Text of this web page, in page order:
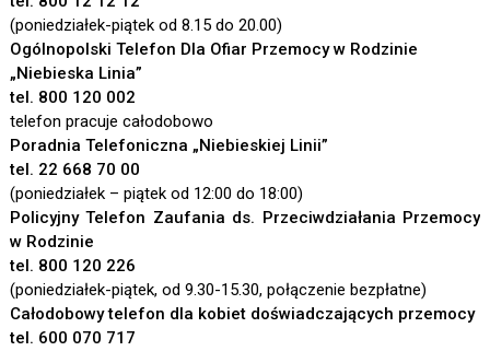
(poniedziałek-piątek od 8.15 do 20.00)
Ogólnopolski Telefon Dla Ofiar Przemocy w Rodzinie
„Niebieska Linia”
tel. 800 120 002
telefon pracuje całodobowo
Poradnia Telefoniczna „Niebieskiej Linii”
tel. 22 668 70 00
(poniedziałek – piątek od 12:00 do 18:00)
Policyjny Telefon Zaufania ds. Przeciwdziałania Przemocy
w Rodzinie
tel. 800 120 226
(poniedziałek-piątek, od 9.30-15.30, połączenie bezpłatne)
Całodobowy telefon dla kobiet doświadczających przemocy
tel. 600 070 717